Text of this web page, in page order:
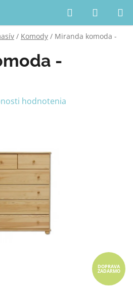
Hľadať
KOŠÍK
/ Komody / Miranda komoda -
-
hodnotenia
DOPRAVA
ZADARMO